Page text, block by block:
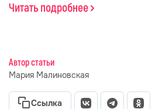
Читать подробнее
Автор статьи
Мария Малиновская
Ссылка